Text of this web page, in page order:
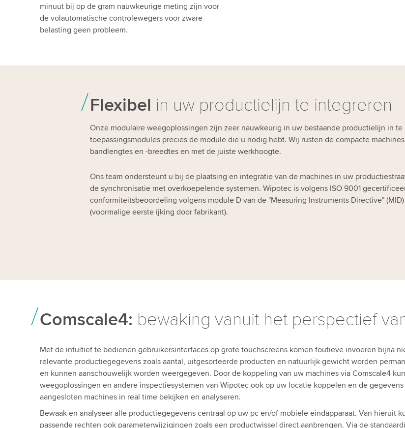
minuut bij op de gram nauwkeurige meting zijn voor
de volautomatische controlewegers voor zware
belasting geen probleem.
Flexibel in uw productielijn te integreren
Onze modulaire weegoplossingen zijn zeer nauwkeurig in uw bestaande productielijn in
toepassingsmodules precies de module die u nodig hebt. Wij rusten de compacte
bandlengtes en -breedtes en met de juiste werkhoogte.
Ons team ondersteunt u bij de plaatsing en integratie van de machines in uw
de synchronisatie met overkoepelende systemen. Wipotec is volgens ISO 9001
conformiteitsbeoordeling volgens module D van de "Measuring Instruments Directive"
(voormalige eerste ijking door fabrikant).
Comscale4: bewaking vanuit het perspectief
Met de intuïtief te bedienen gebruikersinterfaces op grote touchscreens komen foutieve invoeren bijna
relevante productiegegevens zoals aantal, uitgesorteerde producten en natuurlijk gewicht worden
en kunnen aanschouwelijk worden weergegeven. Door de koppeling van uw machines via Comscale4
weegoplossingen en andere inspectiesystemen van Wipotec ook op uw locatie koppelen en de gegevens
aangesloten machines in real time bekijken en analyseren.
Bewaak en analyseer alle productiegegevens centraal op uw pc en/of mobiele eindapparaat. Van hieruit
passende rechten ook parameterwijzigingen zoals een productwissel direct aanbrengen. Via de